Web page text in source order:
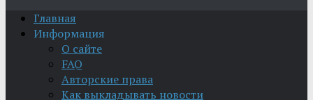
Главная
Информация
О сайте
FAQ
Авторские права
Как выкладывать новости